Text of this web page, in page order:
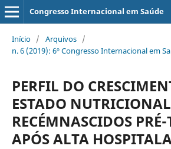
Congresso Internacional em Saúde
Início / Arquivos /
n. 6 (2019): 6º Congresso Internacional em
PERFIL DO
ESTADO
RECÉMNASCIDOS
APÓS ALTA